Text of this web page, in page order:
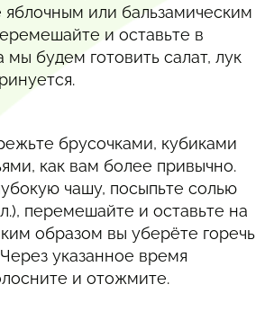
яблочным или бальзамическим
и оставьте в
мы будем готовить салат, лук
брусочками, кубиками
как вам более привычно.
чашу, посыпьте солью
перемешайте и оставьте на
образом вы уберёте горечь
указанное время
и отожмите.